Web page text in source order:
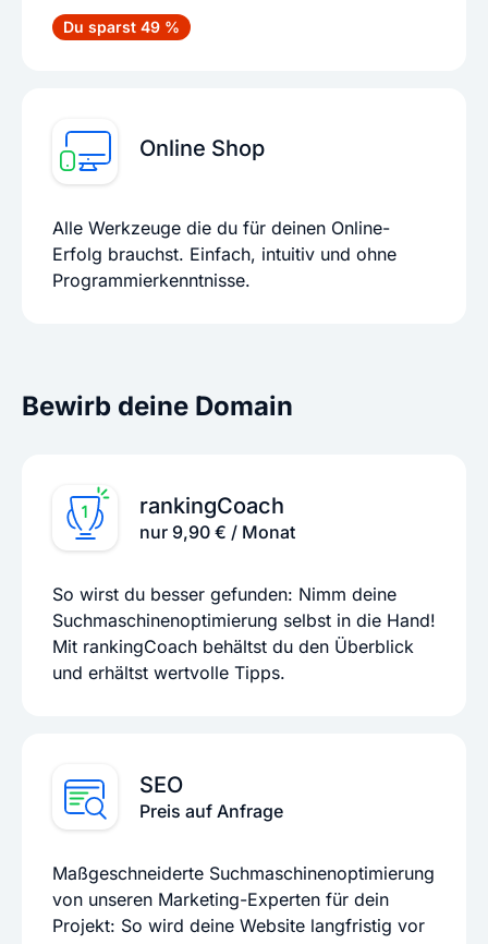
Du sparst 49 %
Online Shop
Alle Werkzeuge die du für deinen Online-
Erfolg brauchst. Einfach, intuitiv und ohne
Programmierkenntnisse.
Bewirb deine Domain
rankingCoach
nur 9,90 € / Monat
So wirst du besser gefunden: Nimm deine
Suchmaschinenoptimierung selbst in die Hand!
Mit rankingCoach behältst du den Überblick
und erhältst wertvolle Tipps.
SEO
Preis auf Anfrage
Maßgeschneiderte Suchmaschinenoptimierung
von unseren Marketing-Experten für dein
Projekt: So wird deine Website langfristig vor